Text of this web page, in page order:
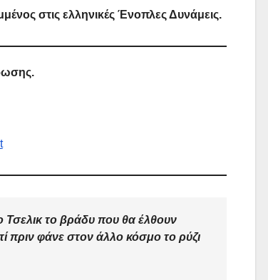
στις ελληνικές Ένοπλες Δυνάμεις.
το βράδυ που θα έλθουν
πριν φάνε στον άλλο κόσμο το ρύζι